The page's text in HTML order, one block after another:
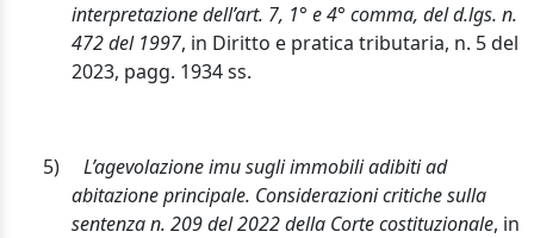
interpretazione dell’art. 7, 1° e 4° comma, del d.lgs. n.
472 del 1997, in Diritto e pratica tributaria, n. 5 del
2023, pagg. 1934 ss.
5)
L’agevolazione imu sugli immobili adibiti ad
abitazione principale. Considerazioni critiche sulla
sentenza n. 209 del 2022 della Corte costituzionale, in